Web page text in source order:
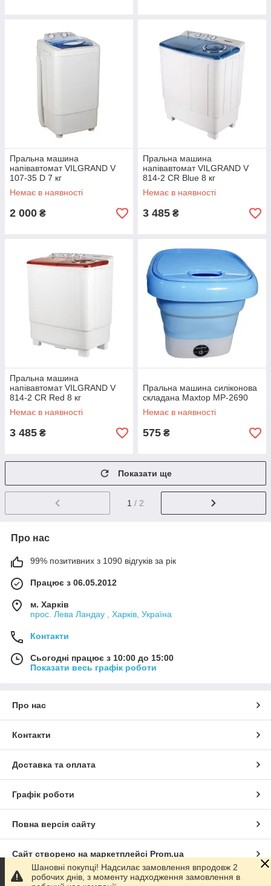
Пральна машина
напівавтомат VILGRAND V
107-35 D 7 кг
Немає в наявності
2 000 ₴
Пральна машина
напівавтомат VILGRAND V
814-2 CR Blue 8 кг
Немає в наявності
3 485 ₴
Пральна машина
напівавтомат VILGRAND V
814-2 CR Red 8 кг
Немає в наявності
3 485 ₴
Пральна машина силіконова
складана Maxtop MP-2690
Немає в наявності
575 ₴
Показати ще
1 / 2
Про нас
99% позитивних з 1090 відгуків за рік
Працює з 06.05.2012
м. Харків
прос. Лева Ландау , Харків, Україна
Контакти
Сьогодні працює з 10:00 до 15:00
Показати весь графік роботи
Про нас
Контакти
Доставка та оплата
Графік роботи
Повна версія сайту
Сайт створено на маркетплейсі Prom.ua
Політика конфіденційності
Шановні покупці! Надсилає замовлення впродовж 2
робочих днів, з моменту надходження замовлення в